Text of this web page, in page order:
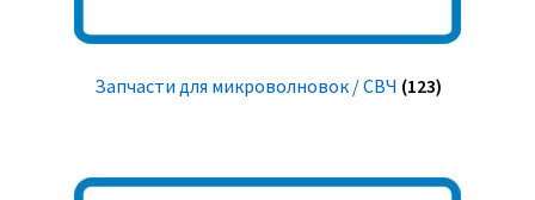
Запчасти для микроволновок / СВЧ (123)